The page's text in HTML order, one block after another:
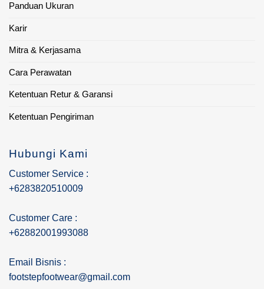
Panduan Ukuran
Karir
Mitra & Kerjasama
Cara Perawatan
Ketentuan Retur & Garansi
Ketentuan Pengiriman
Hubungi Kami
Customer Service :
+6283820510009
Customer Care :
+62882001993088
Email Bisnis :
footstepfootwear@gmail.com